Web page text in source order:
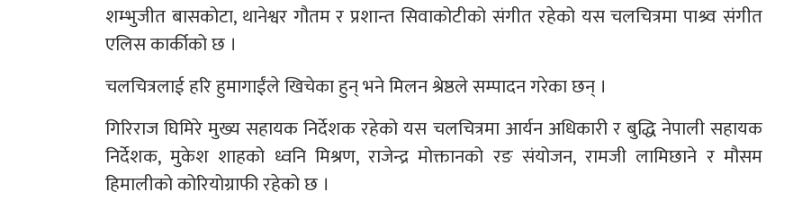
शम्भुजीत बासकोटा, थानेश्वर गौतम र प्रशान्त सिवाकोटीको संगीत रहेको यस चलचित्रमा पाश्र्व संगीत
एलिस कार्कीको छ ।
चलचित्रलाई हरि हुमागाईंले खिचेका हुन् भने मिलन श्रेष्ठले सम्पादन गरेका छन् ।
गिरिराज घिमिरे मुख्य सहायक निर्देशक रहेको यस चलचित्रमा आर्यन अधिकारी र बुद्धि नेपाली सहायक
निर्देशक, मुकेश शाहको ध्वनि मिश्रण, राजेन्द्र मोक्तानको रङ संयोजन, रामजी लामिछाने र मौसम
हिमालीको कोरियोग्राफी रहेको छ ।